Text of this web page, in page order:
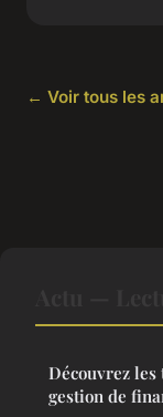
← Voir tous les
Découvrez les
gestion de